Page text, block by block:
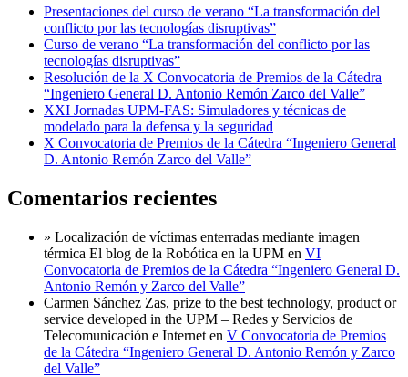
dependencia
y
capacidades
estratégicas
españolas”
Presentaciones del curso de verano “La transformación del
conflicto por las tecnologías disruptivas”
Curso de verano “La transformación del conflicto por las
tecnologías disruptivas”
Resolución de la X Convocatoria de Premios de la Cátedra
“Ingeniero General D. Antonio Remón Zarco del Valle”
XXI Jornadas UPM-FAS: Simuladores y técnicas de
modelado para la defensa y la seguridad
X Convocatoria de Premios de la Cátedra “Ingeniero General
D. Antonio Remón Zarco del Valle”
Comentarios recientes
» Localización de víctimas enterradas mediante imagen
térmica El blog de la Robótica en la UPM en VI
Convocatoria de Premios de la Cátedra “Ingeniero General D.
Antonio Remón y Zarco del Valle”
Carmen Sánchez Zas, prize to the best technology, product or
service developed in the UPM – Redes y Servicios de
Telecomunicación e Internet en V Convocatoria de Premios
de la Cátedra “Ingeniero General D. Antonio Remón y Zarco
del Valle”